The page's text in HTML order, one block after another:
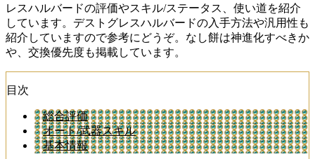
レスハルバードの評価やスキル/ステータス、使い道を紹介
しています。デストグレスハルバードの入手方法や汎用性も
紹介していますので参考にどうぞ。なし餅は神進化すべきか
や、交換優先度も掲載しています。
目次
総合評価
オート/武器スキル
基本情報